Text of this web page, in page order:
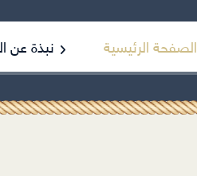
نبذة عن
نبذة عن النادي
سياسة الجودة
الصفحة الرئيسية